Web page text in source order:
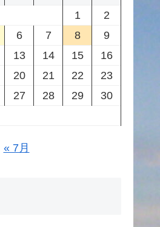
1
2
6 7 8
9
13 14 15
16
20 21 22
23
27 28 29
30
« 7月